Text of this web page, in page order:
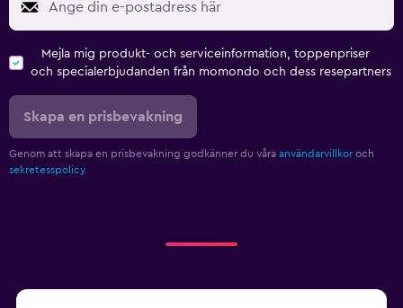
Mejla mig produkt- och serviceinformation, toppenpriser
och specialerbjudanden från momondo och dess resepartners
Skapa en prisbevakning
Genom att skapa en prisbevakning godkänner du våra användarvillkor och
sekretesspolicy.